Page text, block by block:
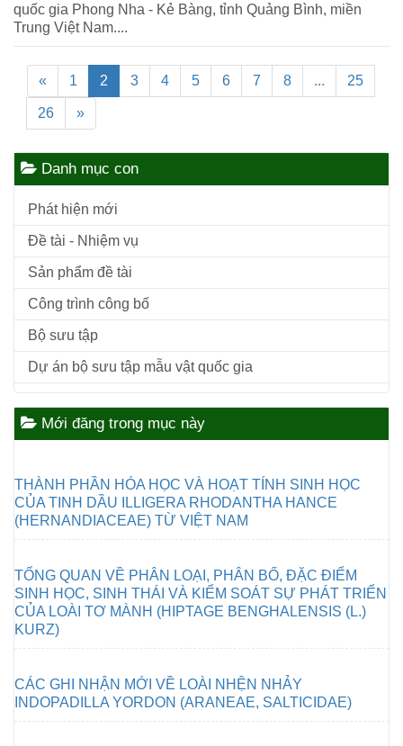
quốc gia Phong Nha - Kẻ Bàng, tỉnh Quảng Bình, miền
Trung Việt Nam....
« 1 2 3 4 5 6 7 8 ... 25
26 »
Danh mục con
Phát hiện mới
Đề tài - Nhiệm vụ
Sản phẩm đề tài
Công trình công bố
Bộ sưu tập
Dự án bộ sưu tập mẫu vật quốc gia
Mới đăng trong mục này
THÀNH PHẦN HÓA HỌC VÀ HOẠT TÍNH SINH HỌC
CỦA TINH DẦU ILLIGERA RHODANTHA HANCE
(HERNANDIACEAE) TỪ VIỆT NAM
TỔNG QUAN VỀ PHÂN LOẠI, PHÂN BỐ, ĐẶC ĐIỂM
SINH HỌC, SINH THÁI VÀ KIỂM SOÁT SỰ PHÁT TRIỂN
CỦA LOÀI TƠ MÀNH (HIPTAGE BENGHALENSIS (L.)
KURZ)
CÁC GHI NHẬN MỚI VỀ LOÀI NHỆN NHẢY
INDOPADILLA YORDON (ARANEAE, SALTICIDAE)